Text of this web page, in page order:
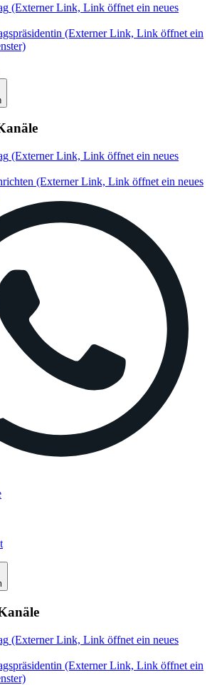
(Externer Link, Link öffnet ein neues
(Externer Link, Link öffnet ein
(Externer Link, Link öffnet ein neues
(Externer Link, Link öffnet ein neues
(Externer Link, Link öffnet ein neues
(Externer Link, Link öffnet ein